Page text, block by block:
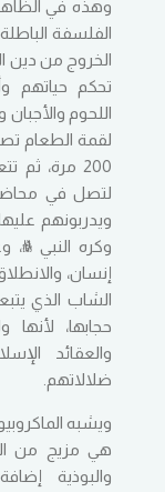
وهذه في
الفلسفة
الخروج من دين
تحكم حياتهم
اللحوم
200 مرة،
لتصل في
ويدربونهم
وكره النبي ﷺ،
إنسان،
الشاب الذي
حجابها،
والعقائد
ضلالاتهم.
ويشبه
هي مزيج من
والبوذية